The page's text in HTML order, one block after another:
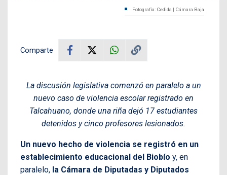
Fotografía: Cedida | Cámara Baja
Comparte
La discusión legislativa comenzó en paralelo a un
nuevo caso de violencia escolar registrado en
Talcahuano, donde una riña dejó 17 estudiantes
detenidos y cinco profesores lesionados.
Un nuevo hecho de violencia se registró en un
establecimiento educacional del Biobío y, en
paralelo, la Cámara de Diputadas y Diputados